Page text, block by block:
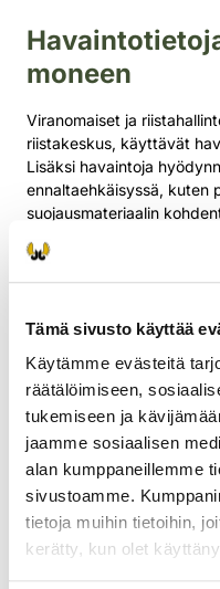
Tämä sivusto käyttää
Käytämme evästeitä
räätälöimiseen,
tukemiseen ja
jaamme sosiaalisen
alan kumppaneillemme
sivustoamme.
tietoja muihin tietoihin,
kerätty, kun olet
moneen
Viranomaiset ja
riistakeskus, käyttävät
Lisäksi havaintoja
ennaltaehkäisyssä, kuten
suojausmateriaalin
tarpeellisuutta.
kymmeniätuhansia, joten
– Suomen riistakeskus
petoyhdyshenkilöä, Laaja
Kaikki petoyhdyshenkilön
kirjataan
Havainnosta kirjataan
lukumäärä, havaintoaika
läheisyydessä liikkuneista